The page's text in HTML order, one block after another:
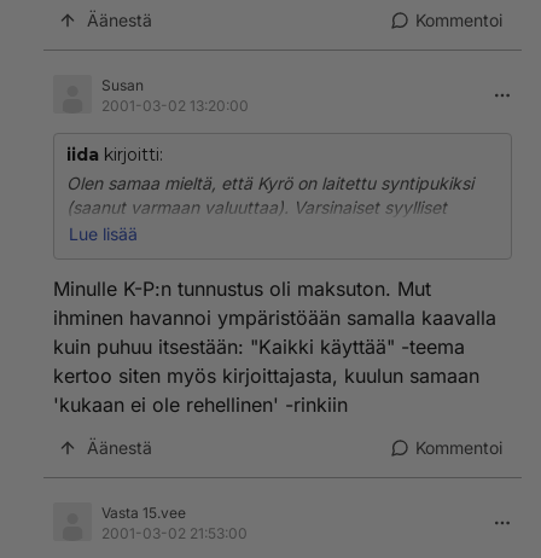
jokainen vastatkoon omista teoistaan!
Äänestä Kommentoi
Susan
2001-03-02 13:20:00
iida kirjoitti:
Olen samaa mieltä, että Kyrö on laitettu syntipukiksi
(saanut varmaan valuuttaa). Varsinaiset syylliset
peittelevät jälkiään.
itse ehdottivat veriarvojen laskemista ja sitten tekevät
siksi testit tehtiin suomalaisten mieliksi, kun aloitteen
olivat tehneet!!
Lue lisää
Minulle K-P:n tunnustus oli maksuton. Mut
ihminen havannoi ympäristöään samalla kaavalla
kuin puhuu itsestään: "Kaikki käyttää" -teema
kertoo siten myös kirjoittajasta, kuulun samaan
'kukaan ei ole rehellinen' -rinkiin
Äänestä Kommentoi
Vasta 15.vee
2001-03-02 21:53:00